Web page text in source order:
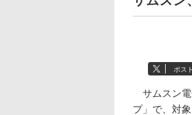
ポスト
サムスン電
プ」で、対